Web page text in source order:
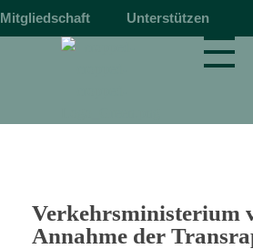
Mitgliedschaft Unterstützen
Verkehrsministerium
Annahme der